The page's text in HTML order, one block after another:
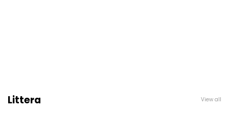
Littera View all